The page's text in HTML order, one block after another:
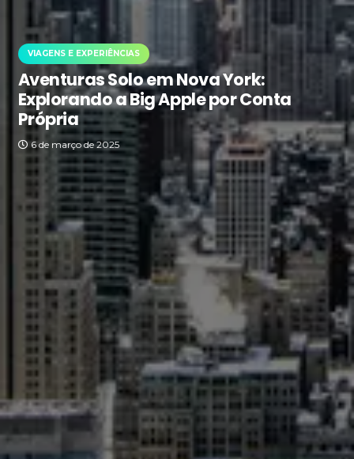
VIAGENS E EXPERIÊNCIAS
Aventuras Solo em Nova York:
Explorando a Big Apple por Conta
Própria
6 de março de 2025